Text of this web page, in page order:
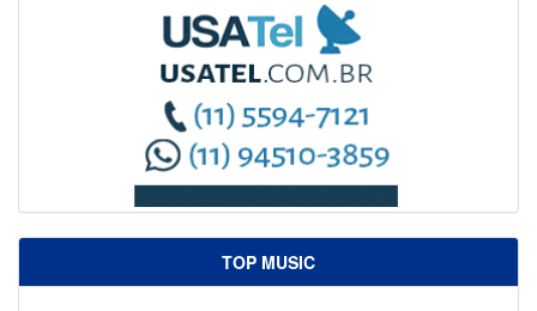
TOP MUSIC